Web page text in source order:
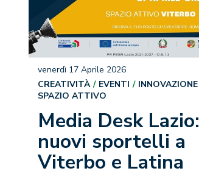
Media Desk Lazio:
nuovi sportelli a
Viterbo e Latina
venerdì 17 Aprile 2026
CREATIVITÀ
EVENTI
INNOVAZIONE
SPAZIO ATTIVO